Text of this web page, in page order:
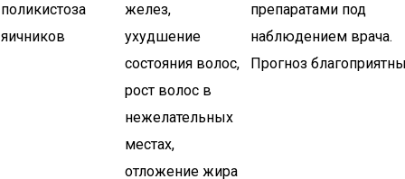
поликистоза
яичников
желез,
ухудшение
состояния волос,
рост волос в
нежелательных
местах,
отложение жира
препаратами под
наблюдением врача.
Прогноз